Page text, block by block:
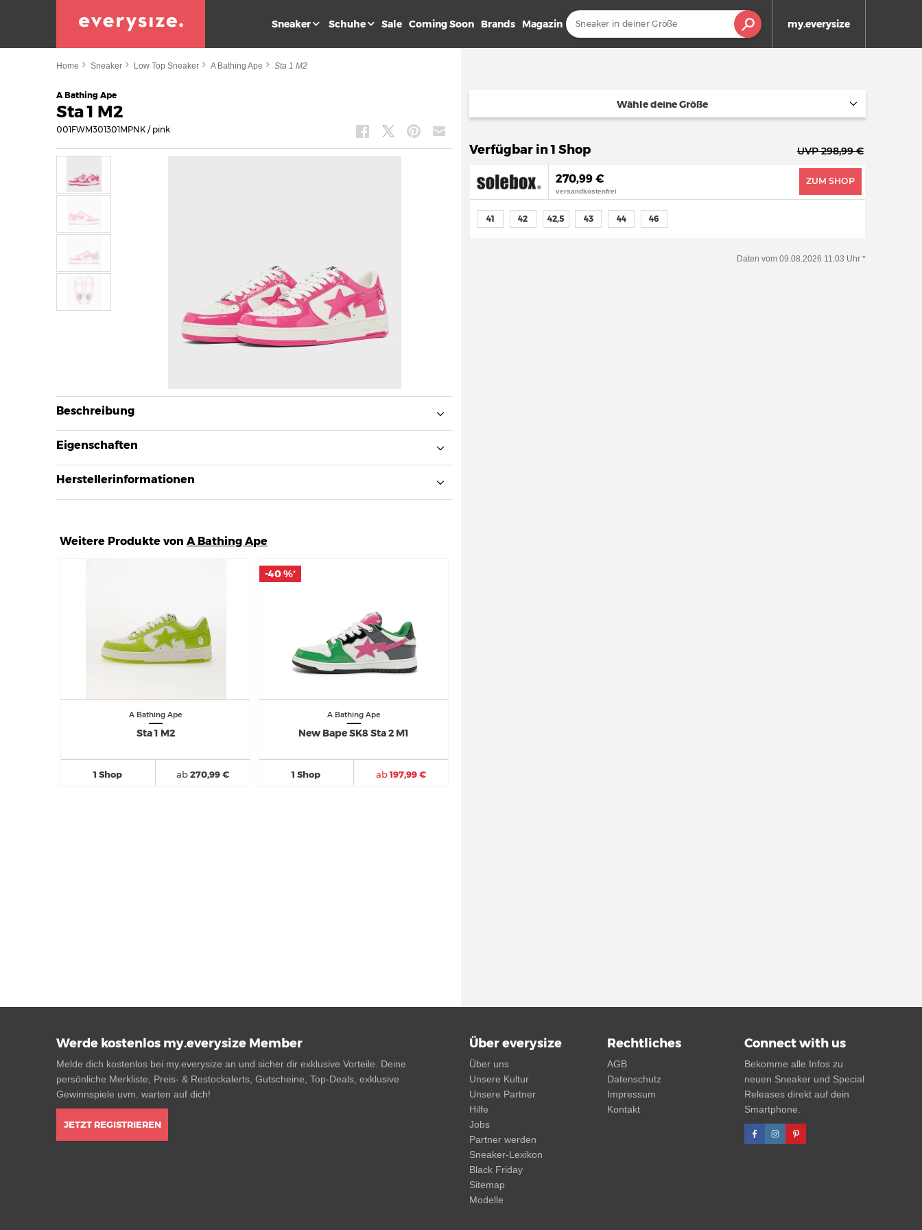
my.everysize
Sneaker Schuhe Sale Coming Soon Brands Magazin
Home Sneaker Low Top Sneaker A Bathing Ape Sta 1 M2
A Bathing Ape
Sta 1 M2
001FWM301301MPNK / pink
Beschreibung
Eigenschaften
Herstellerinformationen
Weitere Produkte vonA Bathing Ape
A Bathing Ape
Sta 1 M2
1 Shop ab270,99 €
A Bathing Ape
New Bape SK8 Sta 2 M1
1 Shop ab197,99 €
-40 %*
-40 %*
Wähle deine Größe
Verfügbar in 1 Shop UVP 298,99 €
270,99 €
versandkostenfrei
ZUM SHOP
41 42 42,5 43 44 46
Daten vom 09.08.2026 11:03 Uhr *
Werde kostenlos my.everysize Member
Melde dich kostenlos bei my.everysize an und sicher dir exklusive Vorteile. Deine
persönliche Merkliste, Preis- & Restockalerts, Gutscheine, Top-Deals, exklusive
Gewinnspiele uvm. warten auf dich!
JETZT REGISTRIEREN
Über everysize
Über uns
Unsere Kultur
Unsere Partner
Hilfe
Jobs
Partner werden
Sneaker-Lexikon
Black Friday
Sitemap
Modelle
Rechtliches
AGB
Datenschutz
Impressum
Kontakt
Connect with us
Bekomme alle Infos zu
neuen Sneaker und Special
Releases direkt auf dein
Smartphone.